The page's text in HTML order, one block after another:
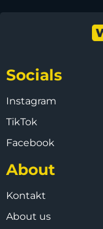
Socials
Instagram
TikTok
Facebook
About
Kontakt
About us